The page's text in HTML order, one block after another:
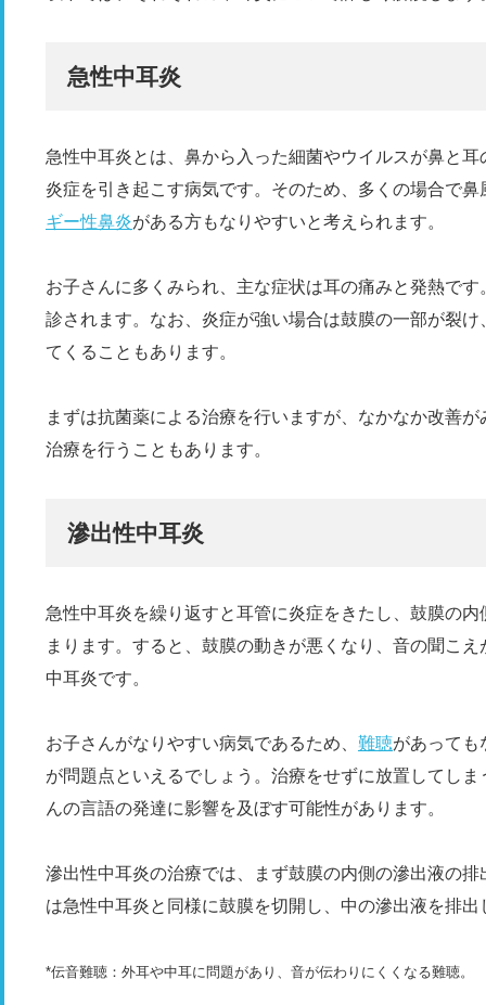
急性中耳炎
急性中耳炎とは、鼻から入った細菌やウイルスが鼻と
炎症を引き起こす病気です。そのため、多くの場合で
ギー性鼻炎がある方もなりやすいと考えられます。
お子さんに多くみられ、主な症状は耳の痛みと発熱で
診されます。なお、炎症が強い場合は鼓膜の一部が裂け
てくることもあります。
まずは抗菌薬による治療を行いますが、なかなか改善
治療を行うこともあります。
滲出性中耳炎
急性中耳炎を繰り返すと耳管に炎症をきたし、鼓膜の
まります。すると、鼓膜の動きが悪くなり、音の聞こ
中耳炎です。
お子さんがなりやすい病気であるため、 難聴があっても
が問題点といえるでしょう。治療をせずに放置してし
んの言語の発達に影響を及ぼす可能性があります。
滲出性中耳炎の治療では、まず鼓膜の内側の滲出液の
は急性中耳炎と同様に鼓膜を切開し、中の滲出液を排出
*伝音難聴：外耳や中耳に問題があり、音が伝わりにくくなる難聴。